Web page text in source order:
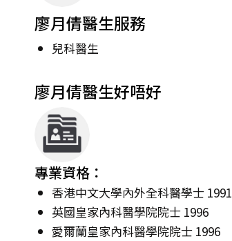
廖月倩醫生服務
兒科醫生
廖月倩醫生好唔好
專業資格：
香港中文大學內外全科醫學士 1991
英國皇家內科醫學院院士 1996
愛爾蘭皇家內科醫學院院士 1996